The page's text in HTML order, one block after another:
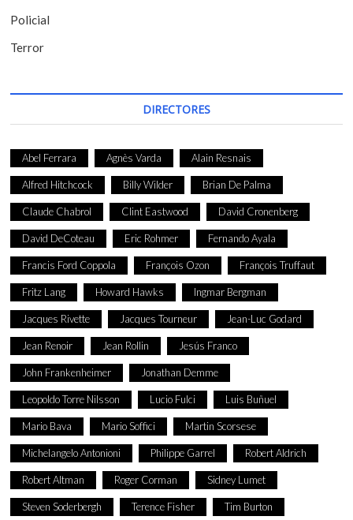
Policial
Terror
DIRECTORES
Abel Ferrara Agnès Varda Alain Resnais
Alfred Hitchcock Billy Wilder Brian De Palma
Claude Chabrol Clint Eastwood David Cronenberg
David DeCoteau Eric Rohmer Fernando Ayala
Francis Ford Coppola François Ozon François Truffaut
Fritz Lang Howard Hawks Ingmar Bergman
Jacques Rivette Jacques Tourneur Jean-Luc Godard
Jean Renoir Jean Rollin Jesús Franco
John Frankenheimer Jonathan Demme
Leopoldo Torre Nilsson Lucio Fulci Luis Buñuel
Mario Bava Mario Soffici Martin Scorsese
Michelangelo Antonioni Philippe Garrel Robert Aldrich
Robert Altman Roger Corman Sidney Lumet
Steven Soderbergh Terence Fisher Tim Burton